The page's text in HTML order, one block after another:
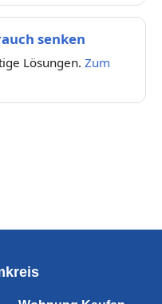
senken
Lösungen. Zum